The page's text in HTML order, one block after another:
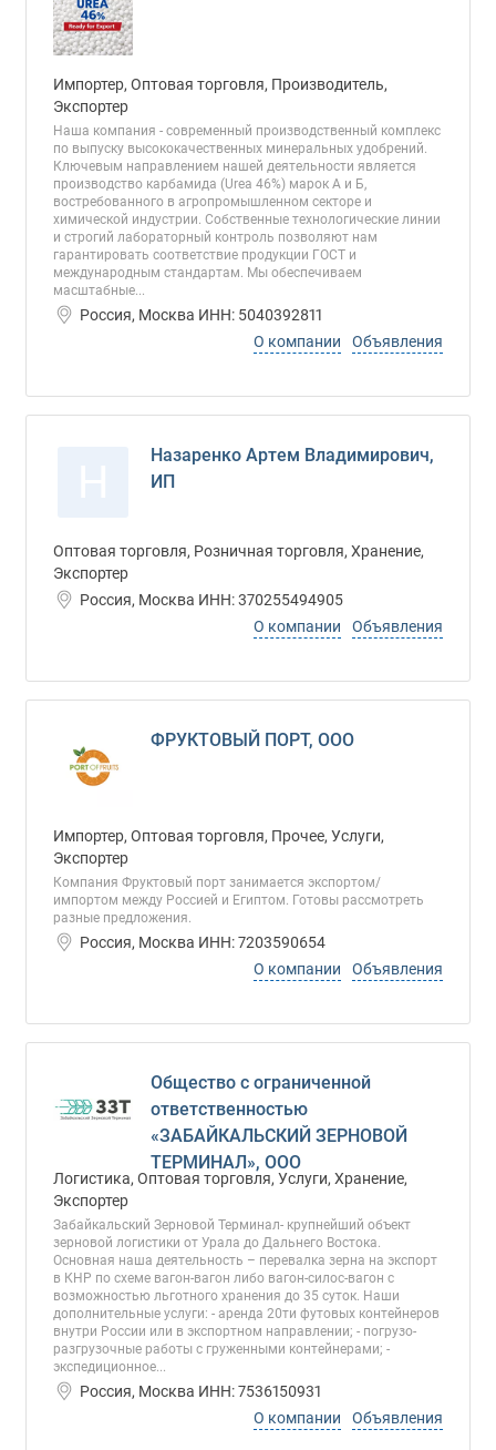
Импортер, Оптовая торговля, Производитель,
Экспортер
Наша компания - современный производственный комплекс
по выпуску высококачественных минеральных удобрений.
Ключевым направлением нашей деятельности является
производство карбамида (Urea 46%) марок А и Б,
востребованного в агропромышленном секторе и
химической индустрии. Собственные технологические линии
и строгий лабораторный контроль позволяют нам
гарантировать соответствие продукции ГОСТ и
международным стандартам. Мы обеспечиваем
масштабные...
Россия, Москва ИНН: 5040392811
О компании
Объявления
Назаренко Артем Владимирович,
ИП
Оптовая торговля, Розничная торговля, Хранение,
Экспортер
Россия, Москва ИНН: 370255494905
О компании
Объявления
ФРУКТОВЫЙ ПОРТ, ООО
Импортер, Оптовая торговля, Прочее, Услуги,
Экспортер
Компания Фруктовый порт занимается экспортом/
импортом между Россией и Египтом. Готовы рассмотреть
разные предложения.
Россия, Москва ИНН: 7203590654
О компании
Объявления
Общество с ограниченной
ответственностью
«ЗАБАЙКАЛЬСКИЙ ЗЕРНОВОЙ
ТЕРМИНАЛ», ООО
Логистика, Оптовая торговля, Услуги, Хранение,
Экспортер
Забайкальский Зерновой Терминал- крупнейший объект
зерновой логистики от Урала до Дальнего Востока.
Основная наша деятельность – перевалка зерна на экспорт
в КНР по схеме вагон-вагон либо вагон-силос-вагон с
возможностью льготного хранения до 35 суток. Наши
дополнительные услуги: - аренда 20ти футовых контейнеров
внутри России или в экспортном направлении; - погрузо-
разгрузочные работы с груженными контейнерами; -
экспедиционное...
Россия, Москва ИНН: 7536150931
О компании
Объявления